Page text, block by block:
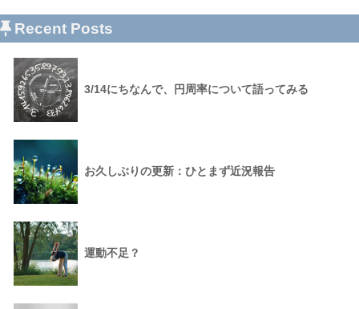
Recent Posts
3/14にちなんで、円周率について語ってみる
お久しぶりの更新：ひとまず近況報告
運動不足？